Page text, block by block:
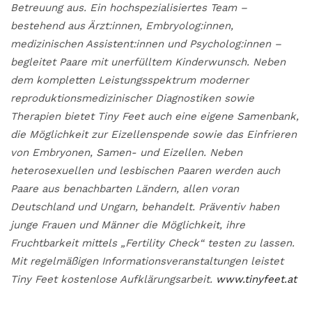
Betreuung aus. Ein hochspezialisiertes Team –
bestehend aus Ärzt:innen, Embryolog:innen,
medizinischen Assistent:innen und Psycholog:innen –
begleitet Paare mit unerfülltem Kinderwunsch. Neben
dem kompletten Leistungsspektrum moderner
reproduktionsmedizinischer Diagnostiken sowie
Therapien bietet Tiny Feet auch eine eigene Samenbank,
die Möglichkeit zur Eizellenspende sowie das Einfrieren
von Embryonen, Samen- und Eizellen. Neben
heterosexuellen und lesbischen Paaren werden auch
Paare aus benachbarten Ländern, allen voran
Deutschland und Ungarn, behandelt. Präventiv haben
junge Frauen und Männer die Möglichkeit, ihre
Fruchtbarkeit mittels „Fertility Check“ testen zu lassen.
Mit regelmäßigen Informationsveranstaltungen leistet
Tiny Feet kostenlose Aufklärungsarbeit. www.tinyfeet.at